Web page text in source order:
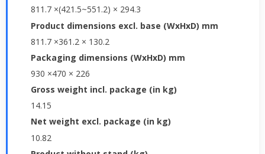
811.7 ×(421.5~551.2) × 294.3
Product dimensions excl. base (WxHxD) mm
811.7 ×361.2 × 130.2
Packaging dimensions (WxHxD) mm
930 ×470 × 226
Gross weight incl. package (in kg)
14.15
Net weight excl. package (in kg)
10.82